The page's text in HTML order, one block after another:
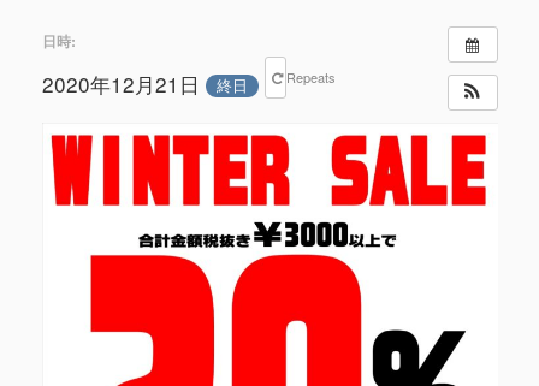
日時:
2020年12月21日 終日 Repeats